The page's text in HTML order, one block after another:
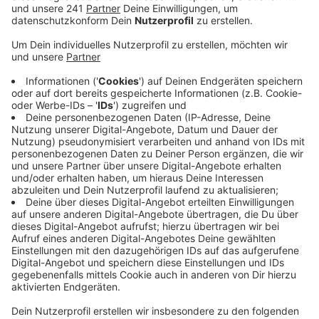
Veröffentlicht:Dienstag, 29.11.2022 06:39
Anzeige
Da die Kirchen diesen Winter kaum beheizt werden,
könne man die zusätzlichen Einnahmen durch die
Energiepauschale weitergeben und damit soziale
Projekte fördern, heißt es. Die rund zwei Millionen Euro
Kirchensteuervon der katholischen Kirche gehen an
die Caritasverbände. Bei uns in der Stadt soll damit
zum Beispiel der Schuldnerberatung unter die Arme
gegriffen werden. Auch der evangelische Kirchenkreis
hat sich dazu entschlossen die Mehreinnahmen zu
spenden. Es sei wichtig zu zeigen, dass die
Gemeindemitglieder in dieser schwierigen Zeit nicht
vergessen werden, heißt es. Auch wenn es nur eine
warme Suppe oder eine Tasse Kaffee ist. „Wir haben